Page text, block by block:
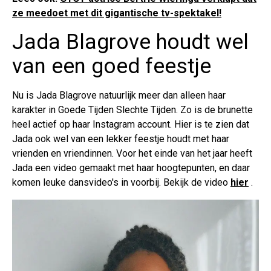
ze meedoet met dit gigantische tv-spektakel!
Jada Blagrove houdt wel
van een goed feestje
Nu is Jada Blagrove natuurlijk meer dan alleen haar
karakter in Goede Tijden Slechte Tijden. Zo is de brunette
heel actief op haar Instagram account. Hier is te zien dat
Jada ook wel van een lekker feestje houdt met haar
vrienden en vriendinnen. Voor het einde van het jaar heeft
Jada een video gemaakt met haar hoogtepunten, en daar
komen leuke dansvideo's in voorbij. Bekijk de video hier .